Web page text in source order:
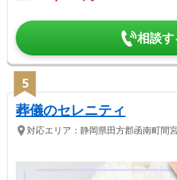
相談す
5
葬儀のセレニティ
対応エリア： 静岡県田方郡函南町間